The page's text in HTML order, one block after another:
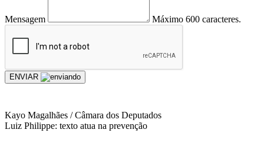
Mensagem Máximo 600 caracteres.
ENVIAR
Kayo Magalhães / Câmara dos Deputados
Luiz Philippe: texto atua na prevenção